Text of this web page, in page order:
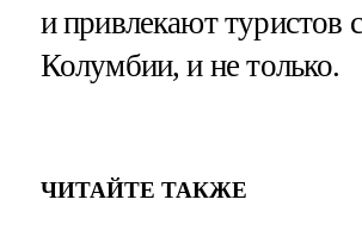
и привлекают туристов
Колумбии, и не только.
ЧИТАЙТЕ ТАКЖЕ